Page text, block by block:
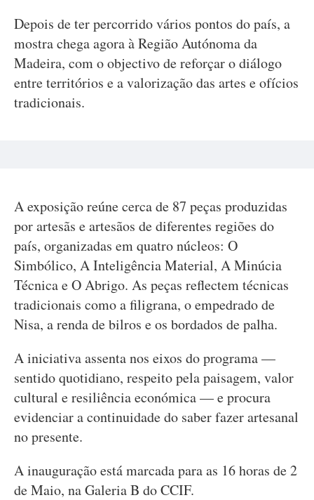
Depois de ter percorrido vários pontos do país, a
mostra chega agora à Região Autónoma da
Madeira, com o objectivo de reforçar o diálogo
entre territórios e a valorização das artes e ofícios
tradicionais.
A exposição reúne cerca de 87 peças produzidas
por artesãs e artesãos de diferentes regiões do
país, organizadas em quatro núcleos: O
Simbólico, A Inteligência Material, A Minúcia
Técnica e O Abrigo. As peças reflectem técnicas
tradicionais como a filigrana, o empedrado de
Nisa, a renda de bilros e os bordados de palha.
A iniciativa assenta nos eixos do programa —
sentido quotidiano, respeito pela paisagem, valor
cultural e resiliência económica — e procura
evidenciar a continuidade do saber fazer artesanal
no presente.
A inauguração está marcada para as 16 horas de 2
de Maio, na Galeria B do CCIF.